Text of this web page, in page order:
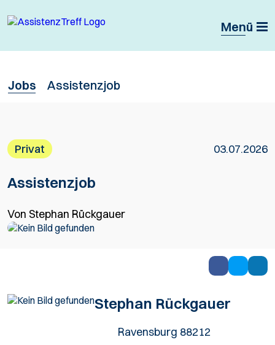
Menü
Jobs Assistenzjob
Privat 03.07.2026
Assistenzjob
Von Stephan Rückgauer
Stephan Rückgauer
Ravensburg 88212